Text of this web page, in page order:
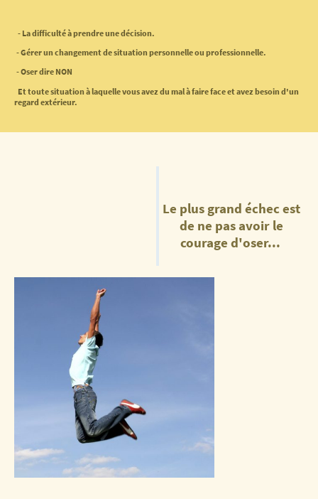
- La difficulté à prendre une décision.
- Gérer un changement de situation personnelle ou professionnelle.
- Oser dire NON
Et toute situation à laquelle vous avez du mal à faire face et avez besoin d'un
regard extérieur.
Le plus grand échec est
de ne pas avoir le
courage d'oser...